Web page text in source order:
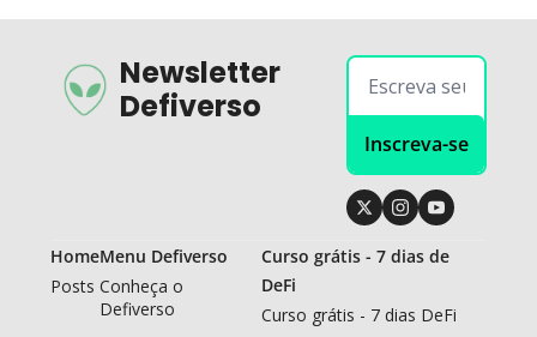
Newsletter
Defiverso
Inscreva-se
Home
Posts
Menu Defiverso
Conheça o
Defiverso
Curso grátis - 7 dias de
DeFi
Curso grátis - 7 dias DeFi